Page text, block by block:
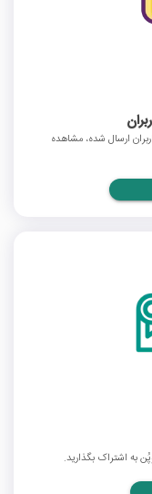
ارسال شده، مشاهده
به اشتراک بگذارید.